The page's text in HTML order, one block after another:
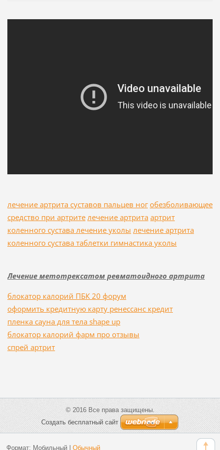
лечение артрита суставов пальцев ног обезболивающее
средство при артрите лечение артрита артрит
коленного сустава лечение уколы лечение артрита
коленного сустава таблетки гимнастика уколы
Лечение метотрексатом ревматоидного артрита
блокатор калорий ПБК 20 форум
оформить кредитную карту ренессанс кредит
пленка сауна для тела shape up
блокатор калорий фарм про отзывы
спрей артрит
© 2016 Все права защищены.
Создать бесплатный сайт
Формат: Мобильный| Обычный